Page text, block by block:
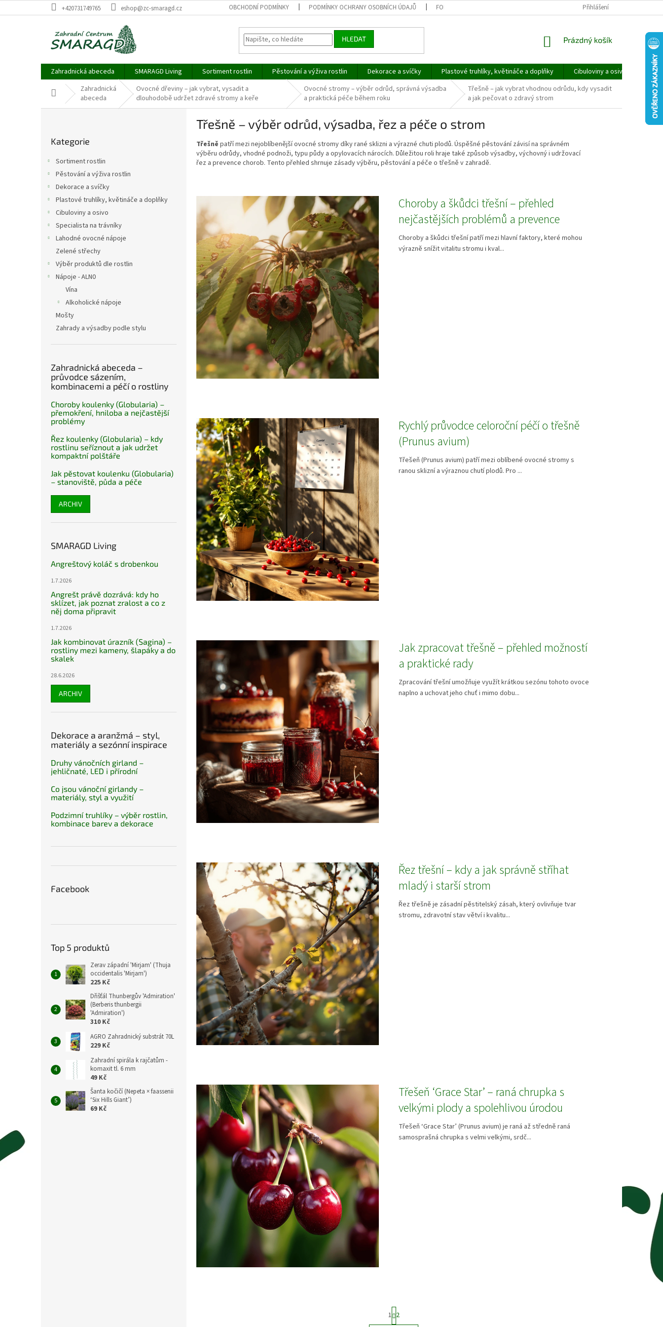
na
+420731749765 eshop@zc-smaragd.cz OBCHODNÍ PODMÍNKY PODMÍNKY OCHRANY OSOBNÍCH ÚDAJŮ FORMULÁŘ PRO UPLATNĚNÍ REKLAMACE REKLAMAČNÍ ŘÁD
Přihlášení
HLEDAT
NÁKUPNÍ
Prázdný košík
Zahradnická abeceda SMARAGD Living Sortiment rostlin Pěstování a výživa rostlin Dekorace a svíčky Plastové truhlíky, květináče a doplňky Cibuloviny a osivo
Domů Zahradnická
abeceda
Ovocné dřeviny – jak vybrat, vysadit a
dlouhodobě udržet zdravé stromy a keře
Ovocné stromy – výběr odrůd, správná výsadba
a praktická péče během roku
Třešně – jak vybrat vhodnou odrůdu, kdy vysadit
a jak pečovat o zdravý strom
kategorie
Kategorie
Sortiment rostlin
Pěstování a výživa rostlin
Dekorace a svíčky
Plastové truhlíky, květináče a doplňky
Cibuloviny a osivo
Specialista na trávníky
Lahodné ovocné nápoje
Zelené střechy
Výběr produktů dle rostlin
Nápoje - ALN0
Vína
Alkoholické nápoje
Mošty
Zahrady a výsadby podle stylu
Zahradnická abeceda –
průvodce sázením,
kombinacemi a péčí o rostliny
Choroby koulenky (Globularia) –
přemokření, hniloba a nejčastější
problémy
Řez koulenky (Globularia) – kdy
rostlinu seříznout a jak udržet
kompaktní polštáře
Jak pěstovat koulenku (Globularia)
– stanoviště, půda a péče
ARCHIV
SMARAGD Living
Angreštový koláč s drobenkou
1.7.2026
Angrešt právě dozrává: kdy ho
sklízet, jak poznat zralost a co z
něj doma připravit
1.7.2026
Jak kombinovat úrazník (Sagina) –
rostliny mezi kameny, šlapáky a do
skalek
28.6.2026
ARCHIV
Dekorace a aranžmá – styl,
materiály a sezónní inspirace
Druhy vánočních girland –
jehličnaté, LED i přírodní
Co jsou vánoční girlandy –
materiály, styl a využití
Podzimní truhlíky – výběr rostlin,
kombinace barev a dekorace
Facebook
Top 5 produktů
Zerav západní 'Mirjam' (Thuja
occidentalis 'Mirjam')
225 Kč
Dřišťál Thunbergův 'Admiration'
(Berberis thunbergii
'Admiration')
310 Kč
AGRO Zahradnický substrát 70L
229 Kč
Zahradní spirála k rajčatům -
komaxit tl. 6 mm
49 Kč
Šanta kočičí (Nepeta × faassenii
‘Six Hills Giant’)
69 Kč
Třešně – výběr odrůd, výsadba, řez a péče o strom
Třešně patří mezi nejoblíbenější ovocné stromy díky rané sklizni a výrazné chuti plodů. Úspěšné pěstování závisí na správném
výběru odrůdy, vhodné podnoži, typu půdy a opylovacích nárocích. Důležitou roli hraje také způsob výsadby, výchovný i udržovací
řez a prevence chorob. Tento přehled shrnuje zásady výběru, pěstování a péče o třešně v zahradě.
ý
p
i
s
č
l
á
n
k
ů
Choroby a škůdci třešní – přehled
nejčastějších problémů a prevence
Choroby a škůdci třešní patří mezi hlavní faktory, které mohou
výrazně snížit vitalitu stromu i kval...
Rychlý průvodce celoroční péčí o třešně
(Prunus avium)
Třešeň (Prunus avium) patří mezi oblíbené ovocné stromy s
ranou sklizní a výraznou chutí plodů. Pro ...
Jak zpracovat třešně – přehled možností
a praktické rady
Zpracování třešní umožňuje využít krátkou sezónu tohoto ovoce
naplno a uchovat jeho chuť i mimo dobu...
Řez třešní – kdy a jak správně stříhat
mladý i starší strom
Řez třešně je zásadní pěstitelský zásah, který ovlivňuje tvar
stromu, zdravotní stav větví i kvalitu...
Třešeň ‘Grace Star’ – raná chrupka s
velkými plody a spolehlivou úrodou
Třešeň ‘Grace Star’ (Prunus avium) je raná až středně raná
samosprašná chrupka s velmi velkými, srdč...
S
t
1 2